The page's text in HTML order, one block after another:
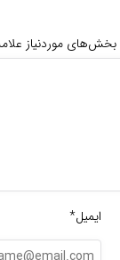
بخش‌های موردنیاز
ایمیل*